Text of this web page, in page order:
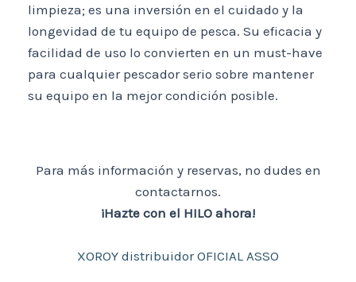
limpieza; es una inversión en el cuidado y la
longevidad de tu equipo de pesca. Su eficacia y
facilidad de uso lo convierten en un must-have
para cualquier pescador serio sobre mantener
su equipo en la mejor condición posible.
Para más información y reservas, no dudes en
contactarnos.
¡Hazte con el HILO ahora!
XOROY distribuidor OFICIAL ASSO